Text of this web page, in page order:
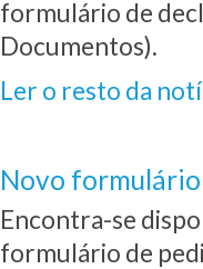
formulário de
Documentos).
Ler o resto da
Novo formulário
Encontra-se
formulário de